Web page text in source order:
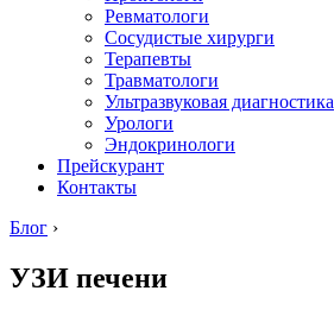
Ревматологи
Сосудистые хирурги
Терапевты
Травматологи
Ультразвуковая диагностика
Урологи
Эндокринологи
Прейскурант
Контакты
Блог ›
УЗИ печени